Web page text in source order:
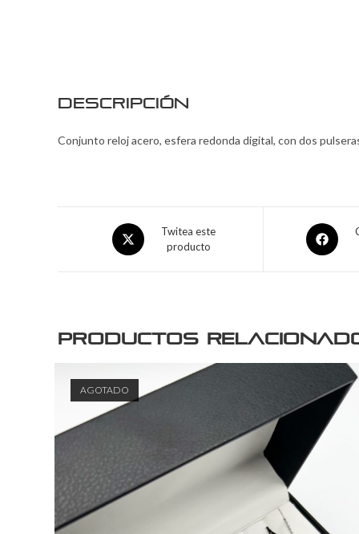
Descripción
Conjunto reloj acero, esfera redonda digital, con dos
Twitea este
producto
Productos
AGOTADO